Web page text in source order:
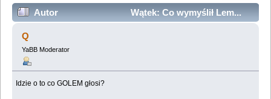
Autor
Wątek: Co wymyślił Lem...
kompendium. (Przeczytany 784475 razy)
Q
YaBB Moderator
Idzie o to co GOLEM głosi?